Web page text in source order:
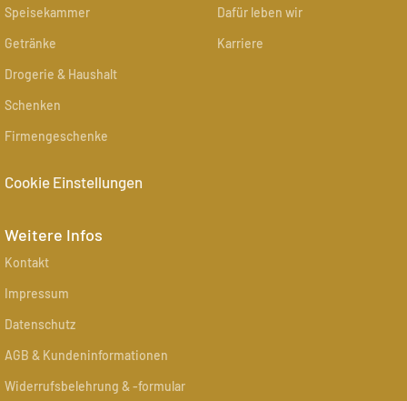
Speisekammer
Getränke
Drogerie & Haushalt
Schenken
Firmengeschenke
Cookie Einstellungen
Dafür leben wir
Karriere
Weitere Infos
Kontakt
Impressum
Datenschutz
AGB & Kundeninformationen
Widerrufsbelehrung & -formular